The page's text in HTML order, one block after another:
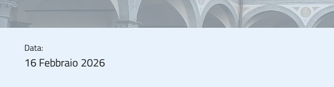
Data:
16 Febbraio 2026